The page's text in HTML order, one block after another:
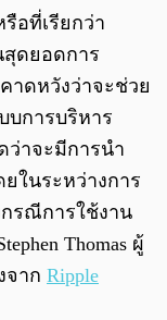
อที่เรียกว่า
สุดยอดการ
าดหวังว่าจะช่วย
บการบริหาร
ว่าจะมีการนำ
ในระหว่างการ
รณีการใช้งาน
Thomas ผู้
จาก Ripple